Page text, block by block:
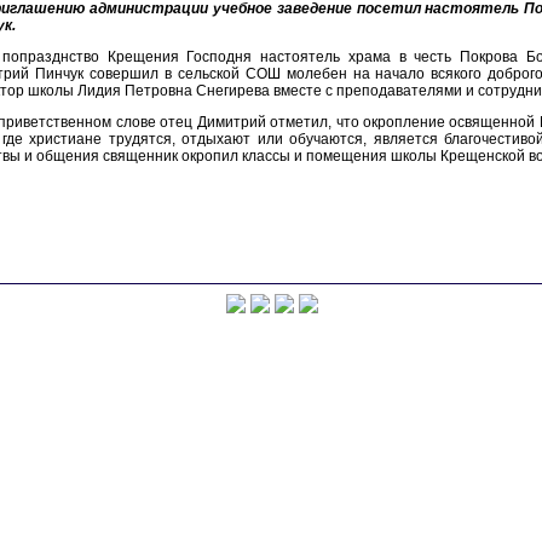
администрации учебное заведение посетил настоятель
Крещения Господня настоятель храма в честь Покрова
Пинчук совершил в сельской СОШ молебен на начало всякого
школы Лидия Петровна Снегирева вместе с преподавателями и
слове отец Димитрий отметил, что окропление
христиане трудятся, отдыхают или обучаются, является
и общения священник окропил классы и помещения школы Крещенской